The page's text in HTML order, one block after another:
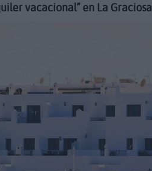
vacacional” en La Graciosa